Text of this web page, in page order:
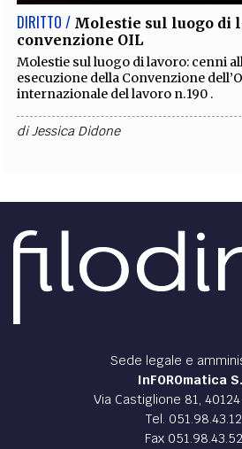
DIRITTO / Molestie sul luogo di
convenzione OIL
Molestie sul luogo di lavoro: cenni
esecuzione della Convenzione
internazionale del lavoro n.190 .
diJessica Didone
More
Sede legale e
InFOROmatica
Via Castiglione 81,
Tel.
Fax